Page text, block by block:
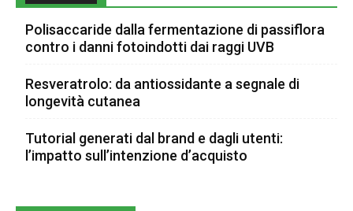
Polisaccaride dalla fermentazione di passiflora
contro i danni fotoindotti dai raggi UVB
Resveratrolo: da antiossidante a segnale di
longevità cutanea
Tutorial generati dal brand e dagli utenti:
l’impatto sull’intenzione d’acquisto